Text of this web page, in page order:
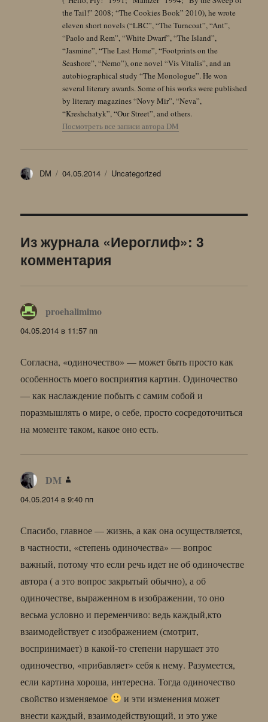
the Tail!” 2008; “The Cookies Book” 2010), he wrote
eleven short novels (“LBC”, “The Turncoat”, “Ant”,
“Paolo and Rem”, “White Dwarf”, “The Island”,
“Jasmine”, “The Last Home”, “Footprints on the
Seashore”, “Nemo”), one novel “Vis Vitalis”, and an
autobiographical study “The Monologue”. He won
several literary awards. Some of his works were published
by literary magazines “Novy Mir”, “Neva”,
“Kreshchatyk”, “Our Street”, and others.
Посмотреть все записи автора DM
Автор
DM Опубликовано
04.05.2014 Рубрики
Uncategorized
Из журнала «Иероглиф»: 3
комментария
proehalimimo
04.05.2014 в 11:57 пп
Согласна, «одиночество» — может быть просто как
особенность моего восприятия картин. Одиночество
— как наслаждение побыть с самим собой и
поразмышлять о мире, о себе, просто сосредоточиться
на моменте таком, какое оно есть.
DM
04.05.2014 в 9:40 пп
Спасибо, главное — жизнь, а как она осуществляется,
в частности, «степень одиночества» — вопрос
важный, потому что если речь идет не об одиночестве
автора ( а это вопрос закрытый обычно), а об
одиночестве, выраженном в изображении, то оно
весьма условно и переменчиво: ведь каждый,кто
взаимодействует с изображением (смотрит,
воспринимает) в какой-то степени нарушает это
одиночество, «прибавляет» себя к нему. Разумеется,
если картина хороша, интересна. Тогда одиночество
свойство изменяемое
и эти изменения может
внести каждый, взаимодействующий, и это уже